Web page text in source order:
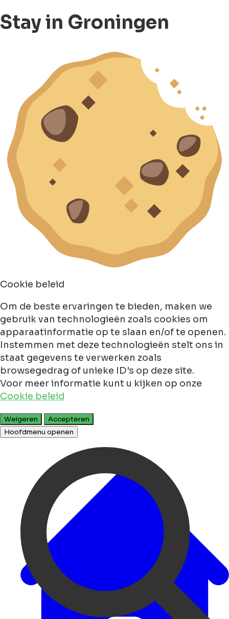
Stay in Groningen
Cookie beleid
Om de beste ervaringen te bieden, maken we
gebruik van technologieën zoals cookies om
apparaatinformatie op te slaan en/of te openen.
Instemmen met deze technologieën stelt ons in
staat gegevens te verwerken zoals
browsegedrag of unieke ID's op deze site.
Voor meer informatie kunt u kijken op onze
Cookie beleid
Weigeren
Accepteren
Hoofdmenu openen